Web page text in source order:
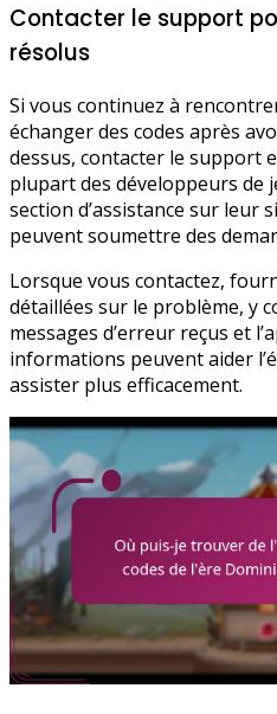
Contacter le support
résolus
Si vous continuez à
échanger des codes après
dessus, contacter le support
plupart des développeurs de
section d’assistance sur leur
peuvent soumettre des
Lorsque vous contactez,
détaillées sur le problème, y
messages d’erreur reçus et
informations peuvent aider
assister plus efficacement.